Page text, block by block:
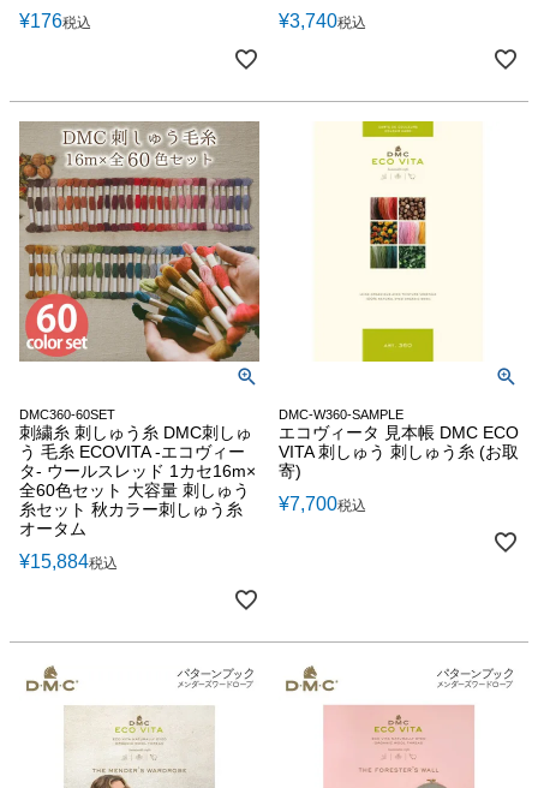
¥176税込 ¥3,740税込
DMC360-60SET
刺繍糸 刺しゅう糸 DMC刺しゅ
う 毛糸 ECOVITA -エコヴィー
タ- ウールスレッド 1カセ16m×
全60色セット 大容量 刺しゅう
糸セット 秋カラー刺しゅう糸
オータム
¥15,884税込
DMC-W360-SAMPLE
エコヴィータ 見本帳 DMC ECO
VITA 刺しゅう 刺しゅう糸 (お取
寄)
¥7,700税込